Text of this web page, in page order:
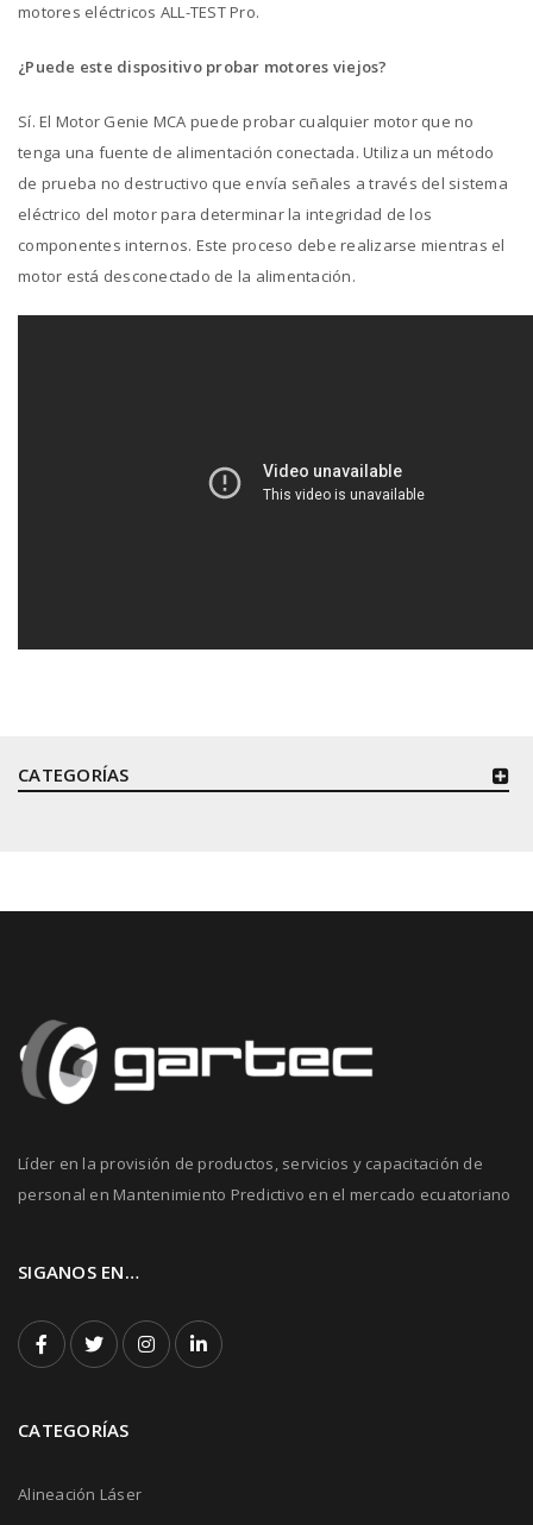
CATEGORÍAS
motores eléctricos ALL-TEST Pro.
¿Puede este dispositivo probar motores viejos?
Sí. El Motor Genie MCA puede probar cualquier motor que no
tenga una fuente de alimentación conectada. Utiliza un método
de prueba no destructivo que envía señales a través del sistema
eléctrico del motor para determinar la integridad de los
componentes internos. Este proceso debe realizarse mientras el
motor está desconectado de la alimentación.
Líder en la provisión de productos, servicios y capacitación de
personal en Mantenimiento Predictivo en el mercado ecuatoriano
SIGANOS EN…
CATEGORÍAS
Alineación Láser